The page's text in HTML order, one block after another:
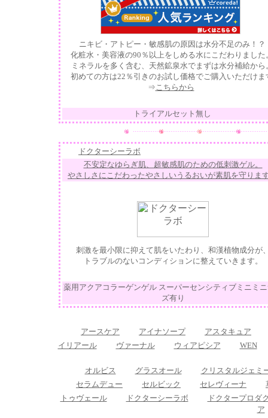
ニキビ・アトピー・敏感肌の原因は水分不足のみ！？
化粧水・美容液の90％以上をしめる水にこだわりました
ミネラルを多く含む、天然鉱泉水でまずは水分補給から
初めての方は22％引きのお試し価格でご購入いただけま
⇒こちらから
トライアルセット無し
ドクターシーラボ
不安定なゆらぎ肌、超敏感肌のための低刺激ゲル。
やさしさにこだわったやさしいうるおいが素肌を守りま
刺激を最小限に抑えて肌をいたわり、和漢植物成分が
トラブルのないコンディションに整えていきます。
薬用アクアコラーゲンゲル スーパーセンシティブミニミ
ズ有り
アースケア アイナソープ
アスタキュア
イリアール
ヴァーナル ウィアピシア WEN
オルビス グラスオール
クリスタルジェミ
セラムデュー
セルビック セレヴィーナ
トゥヴェール
ドクターシーラボ
ドクタープロダ
ア